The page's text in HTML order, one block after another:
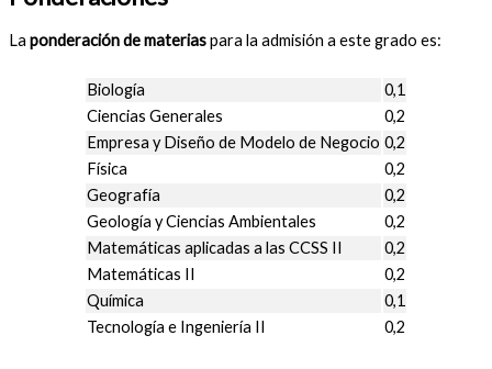
La ponderación de materiaspara la admisión a este grado es:
Biología
0,1
Ciencias Generales
0,2
Empresa y Diseño de Modelo de Negocio 0,2
Física
0,2
Geografía
0,2
Geología y Ciencias Ambientales
0,2
Matemáticas aplicadas a las CCSS II
0,2
Matemáticas II
0,2
Química
0,1
Tecnología e Ingeniería II
0,2